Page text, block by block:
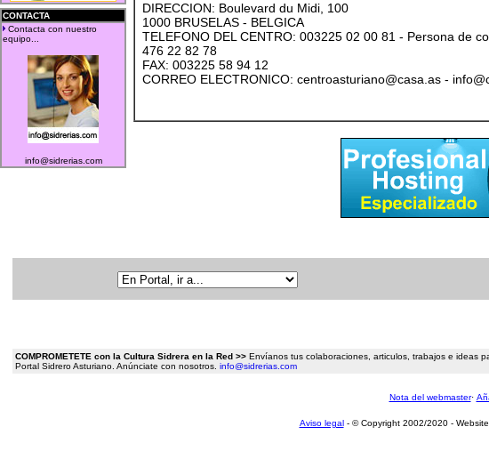
CONTACTA
Contacta con nuestro
equipo...
info@sidrerias.com
DIRECCION: Boulevard du Midi, 100
1000 BRUSELAS - BELGICA
TELEFONO DEL CENTRO: 003225 02 00 81 - Persona de
476 22 82 78
FAX: 003225 58 94 12
CORREO ELECTRONICO: centroasturiano@casa.as -
COMPROMETETE con la Cultura Sidrera en la Red >>Envíanos tus colaboraciones, articulos, trabajos e ideas
Portal Sidrero Asturiano. Anúnciate con nosotros. info@sidrerias.com
Nota del webmaster·
Aviso legal- © Copyright 2002/2020 -